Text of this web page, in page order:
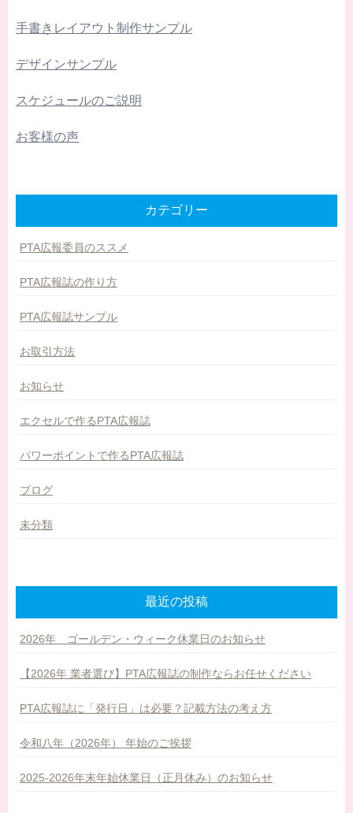
手書きレイアウト制作サンプル
デザインサンプル
スケジュールのご説明
お客様の声
カテゴリー
PTA広報委員のススメ
PTA広報誌の作り方
PTA広報誌サンプル
お取引方法
お知らせ
エクセルで作るPTA広報誌
パワーポイントで作るPTA広報誌
ブログ
未分類
最近の投稿
2026年 ゴールデン・ウィーク休業日のお知らせ
【2026年 業者選び】PTA広報誌の制作ならお任せください
PTA広報誌に「発行日」は必要？記載方法の考え方
令和八年（2026年） 年始のご挨拶
2025-2026年末年始休業日（正月休み）のお知らせ